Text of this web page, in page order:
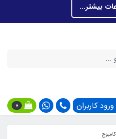
بیشتر...
ورود کاربران 0